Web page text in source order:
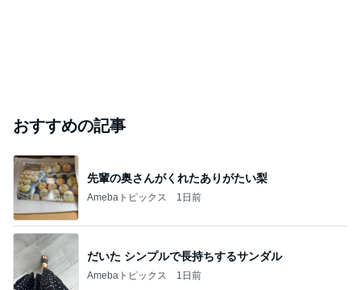
おすすめの記事
先輩の奥さんがくれたありがたい梨
Amebaトピックス 1日前
だいた シンプルで長持ちするサンダル
Amebaトピックス 1日前